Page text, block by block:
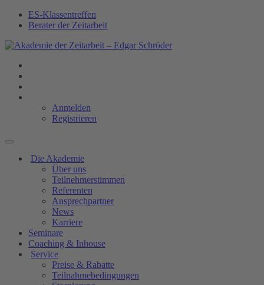
ES-Klassentreffen
Berater der Zeitarbeit
Anmelden
Registrieren
Die Akademie
Über uns
Teilnehmerstimmen
Referenten
Ansprechpartner
News
Karriere
Seminare
Coaching & Inhouse
Service
Preise & Rabatte
Teilnahmebedingungen